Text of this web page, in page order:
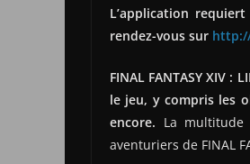
L’application
rendez-vous sur
FINAL FANTASY XIV
le jeu, y compris les
encore. La
aventuriers de FINAL